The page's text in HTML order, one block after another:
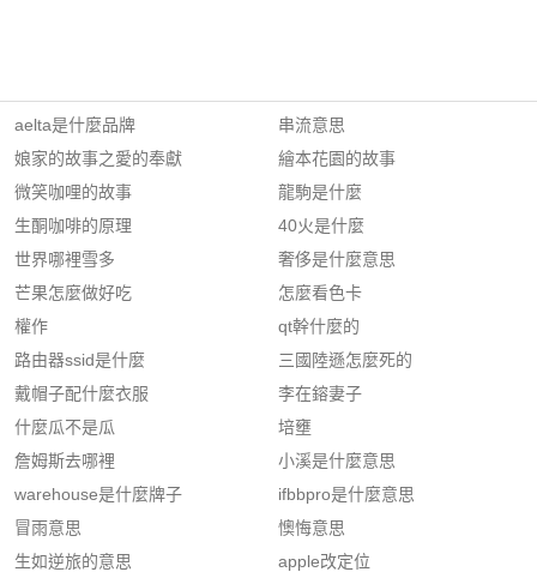
aelta是什麼品牌
娘家的故事之愛的奉獻
微笑咖哩的故事
生酮咖啡的原理
世界哪裡雪多
芒果怎麼做好吃
權作
路由器ssid是什麼
戴帽子配什麼衣服
什麼瓜不是瓜
詹姆斯去哪裡
warehouse是什麼牌子
冒雨意思
生如逆旅的意思
串流意思
繪本花園的故事
龍駒是什麼
40火是什麼
奢侈是什麼意思
怎麼看色卡
qt幹什麼的
三國陸遜怎麼死的
李在鎔妻子
培壅
小溪是什麼意思
ifbbpro是什麼意思
懊悔意思
apple改定位